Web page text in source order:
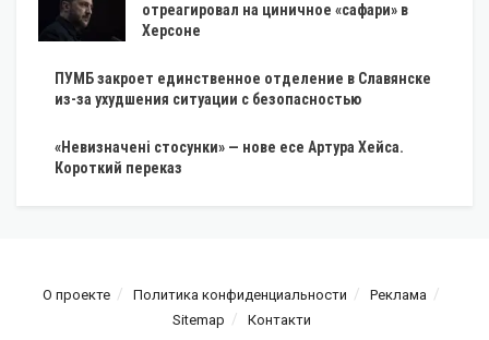
отреагировал на циничное «сафари» в
Херсоне
ПУМБ закроет единственное отделение в Славянске
из-за ухудшения ситуации с безопасностью
«Невизначені стосунки» — нове есе Артура Хейса.
Короткий переказ
О проекте Политика конфиденциальности
Реклама
Sitemap
Контакти